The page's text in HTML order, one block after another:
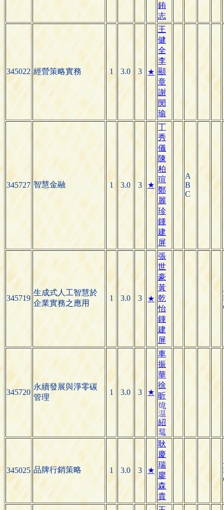
銪
志
345022 經營策略實務 1 3.0 3 ★
王
健
全
李
顯
章
謝
閔
瑜
345727 智慧金融 1 3.0 3 ★
丁
秀
儀
陳
柏
瑄
鄭
麗
珍
鍾
建
屏
A
B
C
345719
生成式人工智慧於
企業實務之應用
1 3.0 3 ★
張
世
豪
黃
乾
怡
鍾
建
屏
345720
永續發展與淨零碳
管理
1 3.0 3 ★
車
振
華
徐
昕


紹

345025 品牌行銷策略 1 3.0 3 ★
耿
慶
瑞
廖
森
貴